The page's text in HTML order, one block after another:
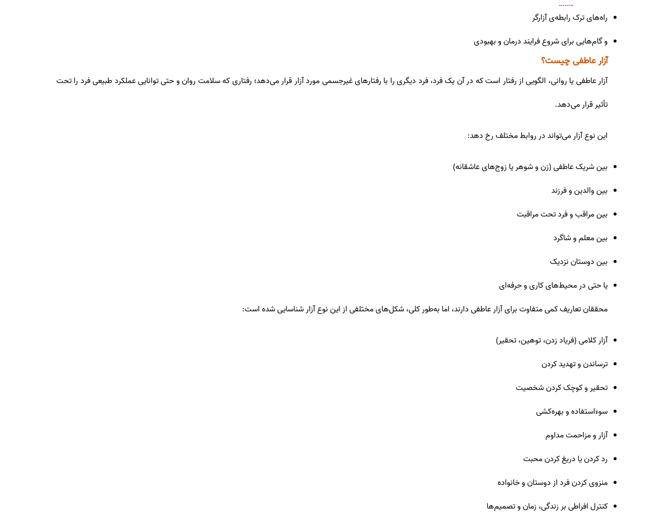
راه‌های ترک رابطه‌ی آزارگر
و گام‌هایی برای شروع فرایند درمان و بهبودی
آزار عاطفی چیست؟
آزار عاطفی یا روانی، الگویی از رفتار است که در آن یک فرد، فرد دیگری را با رفتارهای غیرجسمی مورد آزار قرار می‌دهد؛ رفتاری که سلامت روان و حتی توانایی عملکرد طبیعی فرد را تحت
تأثیر قرار می‌دهد.
این نوع آزار می‌تواند در روابط مختلف رخ دهد:
بین شریک عاطفی (زن و شوهر یا زوج‌های عاشقانه)
بین والدین و فرزند
بین مراقب و فرد تحت مراقبت
بین معلم و شاگرد
بین دوستان نزدیک
یا حتی در محیط‌های کاری و حرفه‌ای
محققان تعاریف کمی متفاوت برای آزار عاطفی دارند، اما به‌طور کلی، شکل‌های مختلفی از این نوع آزار شناسایی شده است:
آزار کلامی (فریاد زدن، توهین، تحقیر)
ترساندن و تهدید کردن
تحقیر و کوچک کردن شخصیت
سوءاستفاده و بهره‌کشی
آزار و مزاحمت مداوم
رد کردن یا دریغ کردن محبت
منزوی کردن فرد از دوستان و خانواده
کنترل افراطی بر زندگی، زمان و تصمیم‌ها